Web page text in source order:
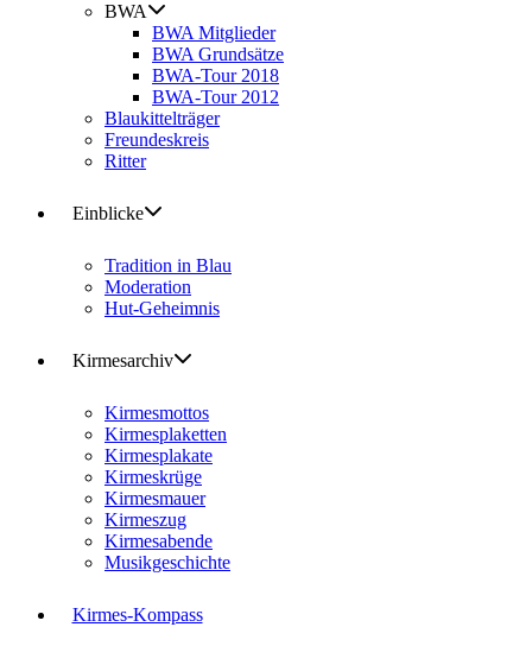
BWA
BWA Mitglieder
BWA Grundsätze
BWA-Tour 2018
BWA-Tour 2012
Blaukittelträger
Freundeskreis
Ritter
Einblicke
Tradition in Blau
Moderation
Hut-Geheimnis
Kirmesarchiv
Kirmesmottos
Kirmesplaketten
Kirmesplakate
Kirmeskrüge
Kirmesmauer
Kirmeszug
Kirmesabende
Musikgeschichte
Kirmes-Kompass